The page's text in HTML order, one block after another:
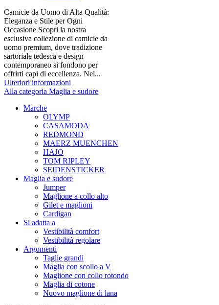
Camicie da Uomo di Alta Qualità:
Eleganza e Stile per Ogni
Occasione Scopri la nostra
esclusiva collezione di camicie da
uomo premium, dove tradizione
sartoriale tedesca e design
contemporaneo si fondono per
offrirti capi di eccellenza. Nel...
Ulteriori informazioni
Alla categoria Maglia e sudore
Marche
OLYMP
CASAMODA
REDMOND
MAERZ MUENCHEN
HAJO
TOM RIPLEY
SEIDENSTICKER
Maglia e sudore
Jumper
Maglione a collo alto
Gilet e maglioni
Cardigan
Si adatta a
Vestibilità comfort
Vestibilità regolare
Argomenti
Taglie grandi
Maglia con scollo a V
Maglione con collo rotondo
Maglia di cotone
Nuovo maglione di lana